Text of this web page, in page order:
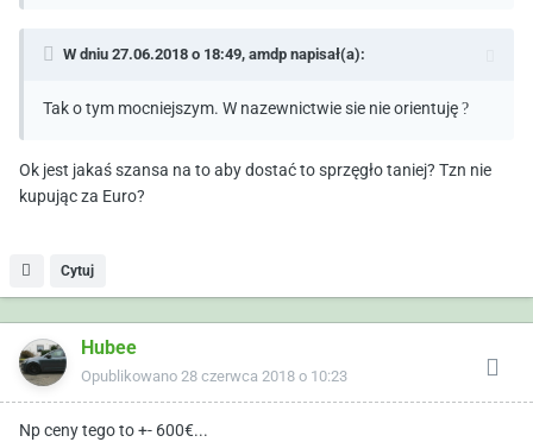
W dniu 27.06.2018 o 18:49, amdp napisał(a):
Tak o tym mocniejszym. W nazewnictwie sie nie orientuję?
Ok jest jakaś szansa na to aby dostać to sprzęgło taniej? Tzn nie
kupując za Euro?
Cytuj
Hubee
Opublikowano 28 czerwca 2018 o 10:23
Np ceny tego to +- 600€...